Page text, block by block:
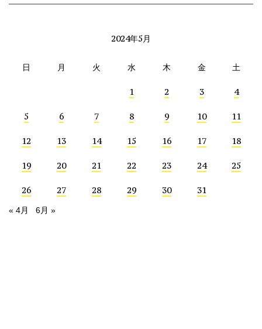
2024年5月
日 月 火 水 木 金 土
1 2 3 4
5 6 7 8 9 10 11
12 13 14 15 16 17 18
19 20 21 22 23 24 25
26 27 28 29 30 31
« 4月 6月 »